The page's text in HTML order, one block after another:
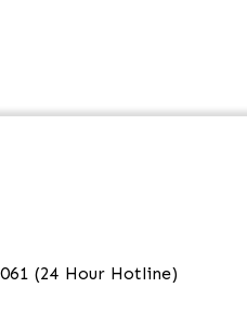
(24 Hour Hotline)